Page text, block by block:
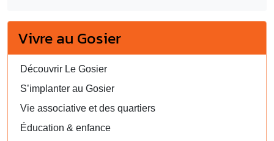
Vivre au Gosier
Découvrir Le Gosier
S’implanter au Gosier
Vie associative et des quartiers
Éducation & enfance